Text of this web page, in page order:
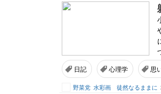
日記 心理学 思
野菜党 水彩画 徒然なるままに